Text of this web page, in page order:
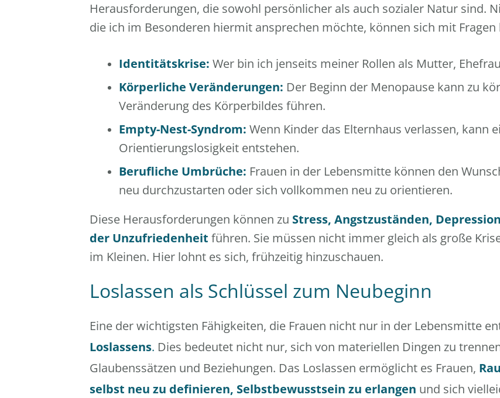
Herausforderungen, die sowohl persönlicher als auch sozialer Natur sind.
die ich im Besonderen hiermit ansprechen möchte, können sich mit
Identitätskrise: Wer bin ich jenseits meiner Rollen als Mutter,
Körperliche Veränderungen: Der Beginn der Menopause kann zu
Veränderung des Körperbildes führen.
Empty-Nest-Syndrom: Wenn Kinder das Elternhaus verlassen, kann
Orientierungslosigkeit entstehen.
Berufliche Umbrüche: Frauen in der Lebensmitte können den
neu durchzustarten oder sich vollkommen neu zu orientieren.
Diese Herausforderungen können zu Stress, Angstzuständen,
der Unzufriedenheit führen. Sie müssen nicht immer gleich als große
im Kleinen. Hier lohnt es sich, frühzeitig hinzuschauen.
Loslassen als Schlüssel zum Neubeginn
Eine der wichtigsten Fähigkeiten, die Frauen nicht nur in der Lebensmitte
Loslassens. Dies bedeutet nicht nur, sich von materiellen Dingen zu
Glaubenssätzen und Beziehungen. Das Loslassen ermöglicht es Frauen,
selbst neu zu definieren, Selbstbewusstsein zu erlangen und sich